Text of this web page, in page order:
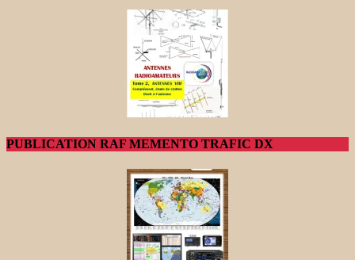
PUBLICATION RAF MEMENTO TRAFIC DX